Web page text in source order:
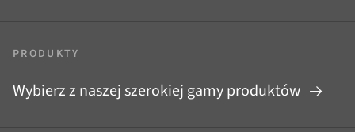
PRODUKTY
Wybierz z naszej szerokiej gamy produktów